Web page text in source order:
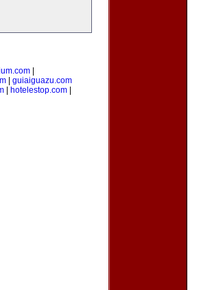
|
guiaiguazu.com
| hotelestop.com|